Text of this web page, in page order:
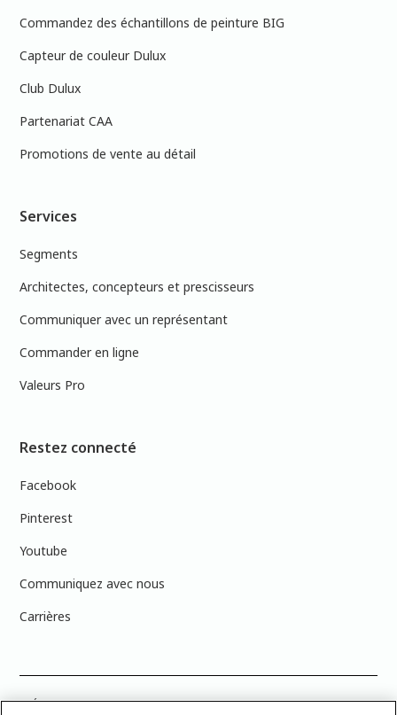
Commandez des échantillons de peinture BIG
Capteur de couleur Dulux
Club Dulux
Partenariat CAA
Promotions de vente au détail
Services
Segments
Architectes, concepteurs et prescisseurs
Communiquer avec un représentant
Commander en ligne
Valeurs Pro
Restez connecté
Facebook
Pinterest
Youtube
Communiquez avec nous
Carrières
PRÉCISION DES COULEURS : Veuillez noter que les couleurs affichées à